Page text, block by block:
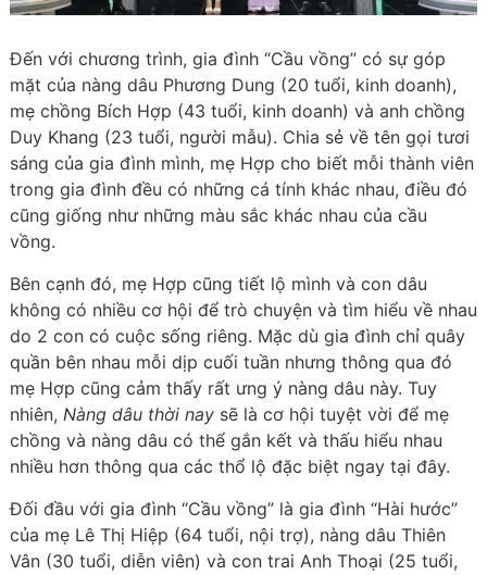
Đến với chương trình, gia đình “Cầu vồng” có sự góp
mặt của nàng dâu Phương Dung (20 tuổi, kinh doanh),
mẹ chồng Bích Hợp (43 tuổi, kinh doanh) và anh chồng
Duy Khang (23 tuổi, người mẫu). Chia sẻ về tên gọi tươi
sáng của gia đình mình, mẹ Hợp cho biết mỗi thành viên
trong gia đình đều có những cá tính khác nhau, điều đó
cũng giống như những màu sắc khác nhau của cầu
vồng.
Bên cạnh đó, mẹ Hợp cũng tiết lộ mình và con dâu
không có nhiều cơ hội để trò chuyện và tìm hiểu về nhau
do 2 con có cuộc sống riêng. Mặc dù gia đình chỉ quây
quần bên nhau mỗi dịp cuối tuần nhưng thông qua đó
mẹ Hợp cũng cảm thấy rất ưng ý nàng dâu này. Tuy
nhiên, Nàng dâu thời naysẽ là cơ hội tuyệt vời để mẹ
chồng và nàng dâu có thể gắn kết và thấu hiểu nhau
nhiều hơn thông qua các thổ lộ đặc biệt ngay tại đây.
Đối đầu với gia đình “Cầu vồng” là gia đình “Hài hước”
của mẹ Lê Thị Hiệp (64 tuổi, nội trợ), nàng dâu Thiên
Vân (30 tuổi, diễn viên) và con trai Anh Thoại (25 tuổi,